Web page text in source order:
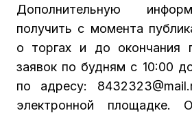
Дополнительную
получить с момента
о торгах и до окончания
заявок по будням с 10:00
по адресу:
электронной площадке.